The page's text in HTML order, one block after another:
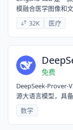
模融合医学图像和
现开源 SOTA 表现
32K 医疗
免费
DeepSeek-Prover-
源大语言模型，具
的能力。模型通过
训练，融合非形式
化能力。
数学